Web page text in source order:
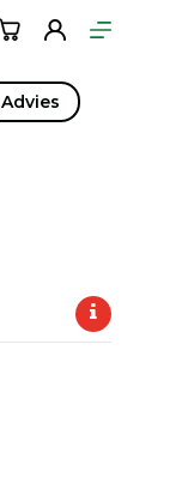
Winkelwagen
Advies